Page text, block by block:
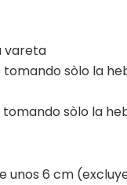
vareta
sòlo la
sòlo la
unos 6 cm